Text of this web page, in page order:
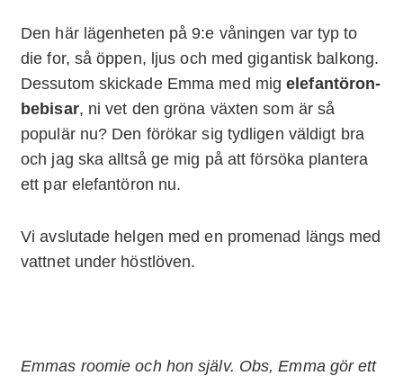
Den här lägenheten på 9:e våningen var typ to
die for, så öppen, ljus och med gigantisk balkong.
Dessutom skickade Emma med mig elefantöron-
bebisar, ni vet den gröna växten som är så
populär nu? Den förökar sig tydligen väldigt bra
och jag ska alltså ge mig på att försöka plantera
ett par elefantöron nu.
Vi avslutade helgen med en promenad längs med
vattnet under höstlöven.
Emmas roomie och hon själv. Obs, Emma gör ett